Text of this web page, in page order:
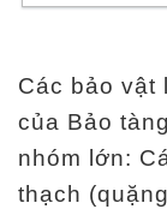
Các bảo vật
của Bảo
nhóm lớn:
thạch